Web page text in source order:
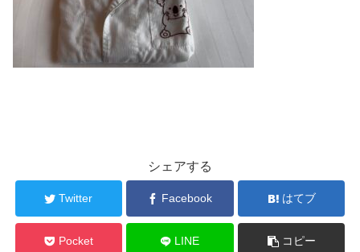
シェアする
Twitter Facebook はてブ
Pocket LINE コピー